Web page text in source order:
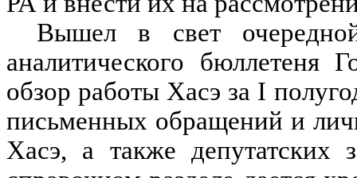
Вышел в свет
аналитического
обзор работы Хасэ за I
письменных обращений и
Хасэ, а также депутатских